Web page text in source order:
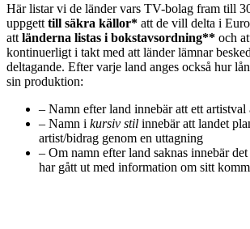
Här listar vi de länder vars TV-bolag fram till
uppgett till säkra källor* att de vill delta i
att länderna listas i bokstavsordning** och
kontinuerligt i takt med att länder lämnar
deltagande. Efter varje land anges också hur
sin produktion:
– Namn efter land innebär att ett artistval
– Namn i kursiv stil innebär att landet
artist/bidrag genom en uttagning
– Om namn efter land saknas innebär
har gått ut med information om sitt